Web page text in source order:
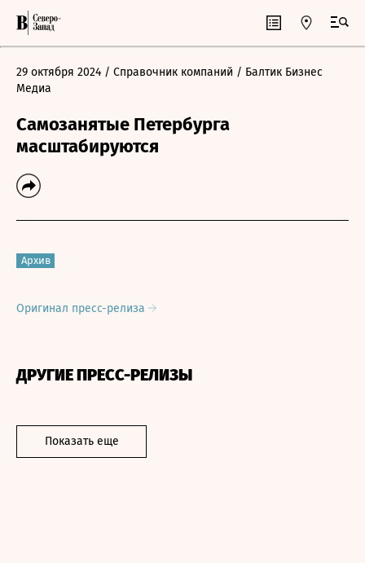
29 октября 2024 / Справочник компаний / Балтик Бизнес
Медиа
Самозанятые Петербурга
масштабируются
Архив
Оригинал пресс-релиза
ДРУГИЕ ПРЕСС-РЕЛИЗЫ
Показать еще